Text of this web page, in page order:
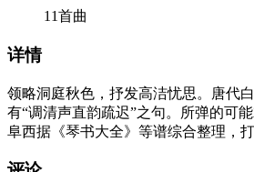
11首曲
详情
领略洞庭秋色，抒发高洁忧思。唐代
有“调清声直韵疏迟”之句。所弹的可
阜西据《琴书大全》等谱综合整理，打